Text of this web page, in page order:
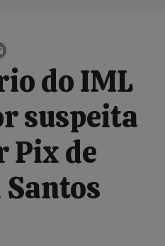
do IML
suspeita
Pix de